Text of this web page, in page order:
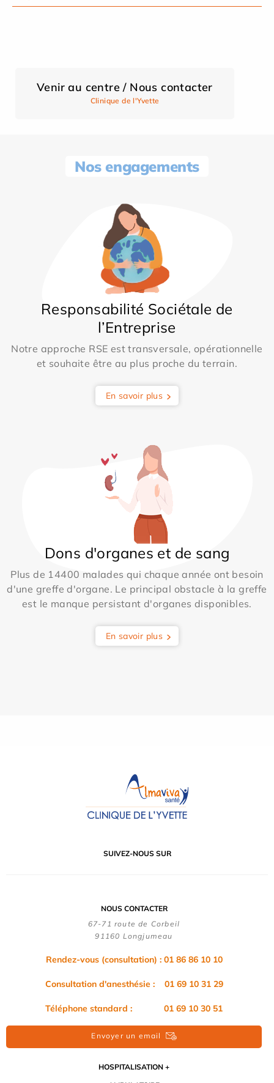
Venir au centre / Nous contacter
Clinique de l'Yvette
Nos engagements
Responsabilité Sociétale de
l’Entreprise
Notre approche RSE est transversale, opérationnelle
et souhaite être au plus proche du terrain.
En savoir plus
Dons d'organes et de sang
Plus de 14400 malades qui chaque année ont besoin
d'une greffe d'organe. Le principal obstacle à la greffe
est le manque persistant d'organes disponibles.
En savoir plus
SUIVEZ-NOUS SUR
NOUS CONTACTER
67-71 route de Corbeil
91160 Longjumeau
Rendez-vous (consultation) : 01 86 86 10 10
Consultation d'anesthésie : 01 69 10 31 29
Téléphone standard : 01 69 10 30 51
Envoyer un email
HOSPITALISATION